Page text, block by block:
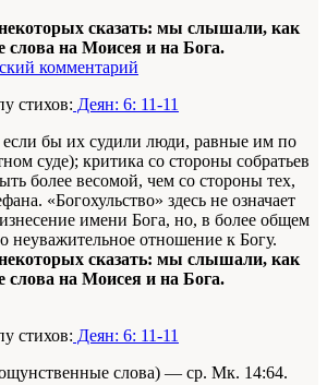
сказать: мы слышали, как
слова на Моисея и на Бога.
комментарий
стихов: Деян: 6: 11-11
бы их судили люди, равные им по
суде); критика со стороны собратьев
более весомой, чем со стороны тех,
«Богохульство» здесь не означает
имени Бога, но, в более общем
отношение к Богу.
сказать: мы слышали, как
слова на Моисея и на Бога.
стихов: Деян: 6: 11-11
слова) — ср. Мк. 14:64.